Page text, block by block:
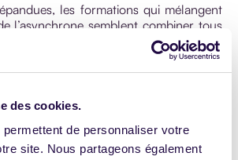
des cookies.
de personnaliser votre
site. Nous partageons également
les formations qui mélangent
l’asynchrone semblent combiner tous
en direct permettent d’assurer un suivi
groupe…
les apprenants peuvent avancer à leur
en toute liberté.